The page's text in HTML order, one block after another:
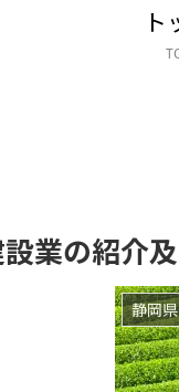
ト
業の紹介
静岡県